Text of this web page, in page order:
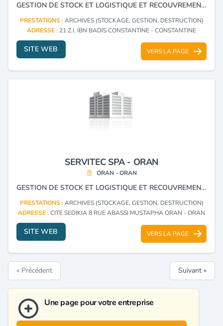
GESTION DE STOCK ET LOGISTIQUE ET RECOUVREMENT ET CRÉANCES
PRESTATIONS :ARCHIVES (STOCKAGE, GESTION, DESTRUCTION)
ADRESSE : 21 Z.I. IBN BADIS CONSTANTINE - CONSTANTINE
SITE WEB VERS LA PAGE
SERVITEC SPA - ORAN
ORAN - ORAN
GESTION DE STOCK ET LOGISTIQUE ET RECOUVREMENT ET CRÉANCES
PRESTATIONS :ARCHIVES (STOCKAGE, GESTION, DESTRUCTION)
ADRESSE :CITE SEDIKIA 8 RUE ABASSI MUSTAPHA ORAN - ORAN
SITE WEB VERS LA PAGE
« Précédent Suivant »
Une page pour votre entreprise